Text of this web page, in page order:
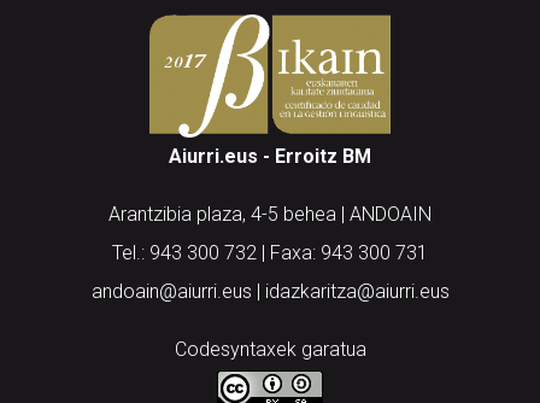
Aiurri.eus - Erroitz BM
Arantzibia plaza, 4-5 behea | ANDOAIN
Tel.: 943 300 732 | Faxa: 943 300 731
andoain@aiurri.eus | idazkaritza@aiurri.eus
Codesyntaxek garatua